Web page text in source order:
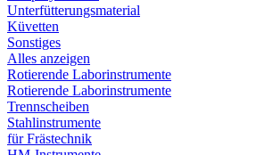
Unterfütterungsmaterial
Küvetten
Sonstiges
Alles anzeigen
Rotierende Laborinstrumente
Rotierende Laborinstrumente
Trennscheiben
Stahlinstrumente
für Frästechnik